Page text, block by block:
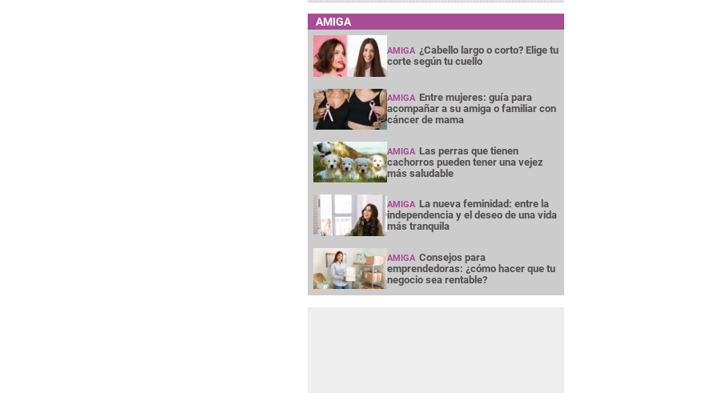
AMIGA
AMIGA ¿Cabello largo o corto? Elige tu
corte según tu cuello
AMIGA Entre mujeres: guía para
acompañar a su amiga o familiar con
cáncer de mama
AMIGA Las perras que tienen
cachorros pueden tener una vejez
más saludable
AMIGA La nueva feminidad: entre la
independencia y el deseo de una vida
más tranquila
AMIGA Consejos para
emprendedoras: ¿cómo hacer que tu
negocio sea rentable?